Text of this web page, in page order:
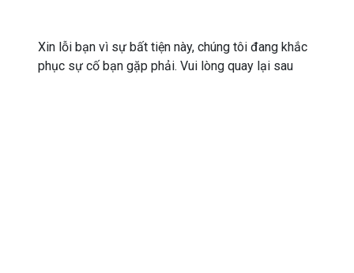
Xin lỗi bạn vì sự bất tiện này, chúng tôi đang khắc
phục sự cố bạn gặp phải. Vui lòng quay lại sau